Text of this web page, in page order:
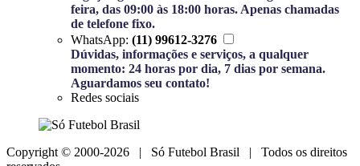
feira, das 09:00 às 18:00 horas. Apenas chamadas
de telefone fixo.
WhatsApp: (11) 99612-3276
Dúvidas, informações e serviços, a qualquer
momento: 24 horas por dia, 7 dias por semana.
Aguardamos seu contato!
Redes sociais
Copyright © 2000-2026 | Só Futebol Brasil | Todos os direitos